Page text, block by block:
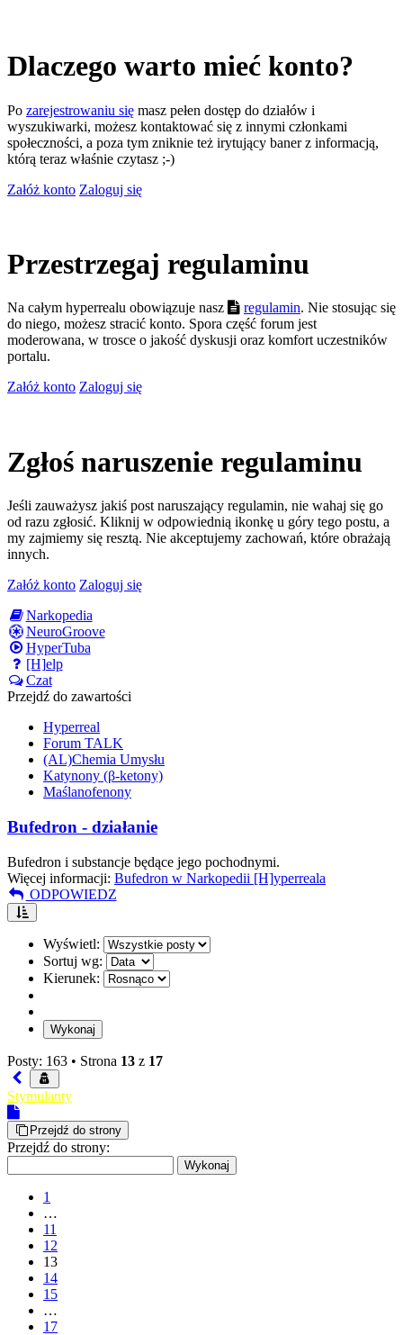
Dlaczego warto mieć konto?
Po zarejestrowaniu się masz pełen dostęp do działów i
wyszukiwarki, możesz kontaktować się z innymi członkami
społeczności, a poza tym zniknie też irytujący baner z informacją,
którą teraz właśnie czytasz ;-)
Załóż konto Zaloguj się
Przestrzegaj regulaminu
Na całym hyperrealu obowiązuje nasz regulamin. Nie stosując się
do niego, możesz stracić konto. Spora część forum jest
moderowana, w trosce o jakość dyskusji oraz komfort uczestników
portalu.
Załóż konto Zaloguj się
Zgłoś naruszenie regulaminu
Jeśli zauważysz jakiś post naruszający regulamin, nie wahaj się go
od razu zgłosić. Kliknij w odpowiednią ikonkę u góry tego postu, a
my zajmiemy się resztą. Nie akceptujemy zachowań, które obrażają
innych.
Załóż konto Zaloguj się
Narkopedia
NeuroGroove
HyperTuba
[H]elp
Czat
Przejdź do zawartości
Hyperreal
Forum TALK
(AL)Chemia Umysłu
Katynony (β-ketony)
Maślanofenony
Bufedron - działanie
Bufedron i substancje będące jego pochodnymi.
Więcej informacji: Bufedron w Narkopedii [H]yperreala
ODPOWIEDZ
Wyświetl:
Sortuj wg:
Kierunek:
Posty: 163 • Strona 13 z 17
Stymulanty
Przejdź do strony
Przejdź do strony:
1
…
11
12
13
14
15
…
17